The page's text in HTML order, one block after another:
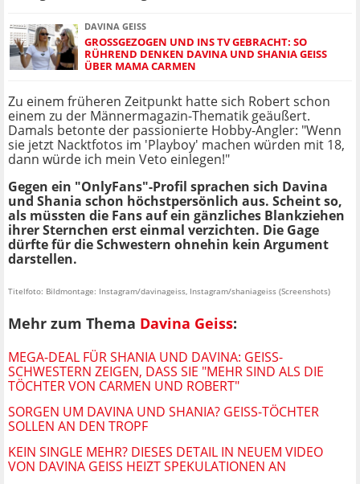
DAVINA GEISS
GROSSGEZOGEN UND INS TV GEBRACHT: SO R
ÜHREND DENKEN DAVINA UND SHANIA GEISS Ü
BER MAMA CARMEN
Zu einem früheren Zeitpunkt hatte sich Robert schon
einem zu der Männermagazin-Thematik geäußert.
Damals betonte der passionierte Hobby-Angler: "Wenn
sie jetzt Nacktfotos im 'Playboy' machen würden mit 18,
dann würde ich mein Veto einlegen!"
Gegen ein "OnlyFans"-Profil sprachen sich Davina
und Shania schon höchstpersönlich aus. Scheint so,
als müssten die Fans auf ein gänzliches Blankziehen
ihrer Sternchen erst einmal verzichten. Die Gage
dürfte für die Schwestern ohnehin kein Argument
darstellen.
Titelfoto: Bildmontage: Instagram/davinageiss, Instagram/shaniageiss (Screenshots)
Mehr zum Thema Davina Geiss:
MEGA-DEAL FÜR SHANIA UND DAVINA: GEISS-
SCHWESTERN ZEIGEN, DASS SIE "MEHR SIND ALS DIE
TÖCHTER VON CARMEN UND ROBERT"
SORGEN UM DAVINA UND SHANIA? GEISS-TÖCHTER
SOLLEN AN DEN TROPF
KEIN SINGLE MEHR? DIESES DETAIL IN NEUEM VIDEO
VON DAVINA GEISS HEIZT SPEKULATIONEN AN